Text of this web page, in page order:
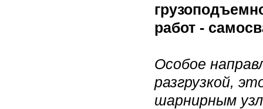
работ -
Особое
разгрузкой,
шарнирным